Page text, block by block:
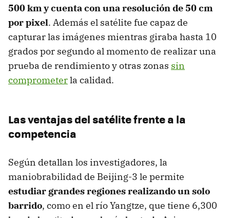
500 km y cuenta con una resolución de 50 cm
por pixel. Además el satélite fue capaz de
capturar las imágenes mientras giraba hasta 10
grados por segundo al momento de realizar una
prueba de rendimiento y otras zonas sin
comprometerla calidad.
Las ventajas del satélite frente a la
competencia
Según detallan los investigadores, la
maniobrabilidad de Beijing-3 le permite
estudiar grandes regiones realizando un solo
barrido, como en el río Yangtze, que tiene 6,300